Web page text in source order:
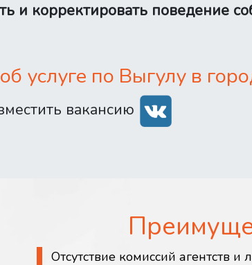
и корректировать поведение
услуге по Выгулу в
вакансию
Отсутствие комиссий агентств